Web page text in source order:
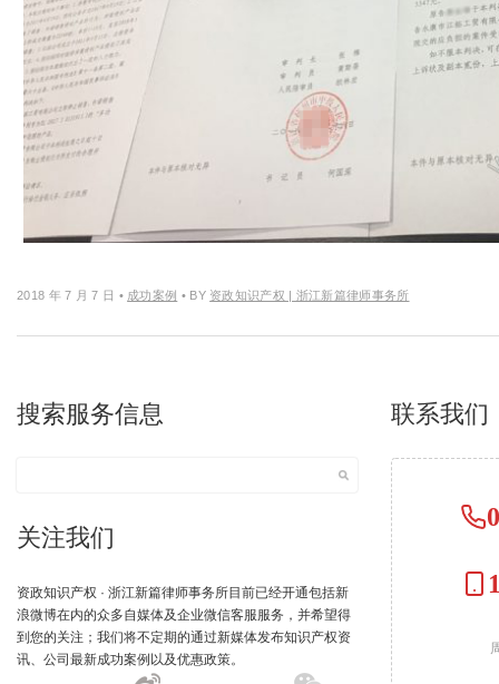
2018 年 7 月 7 日 • 成功案例 • BY 资政知识产权 | 浙江新篇律师事务所
搜索服务信息
关注我们
资政知识产权 · 浙江新篇律师事务所目前已经开通包括新
浪微博在内的众多自媒体及企业微信客服服务，并希望得
到您的关注；我们将不定期的通过新媒体发布知识产权资
讯、公司最新成功案例以及优惠政策。
联系我们